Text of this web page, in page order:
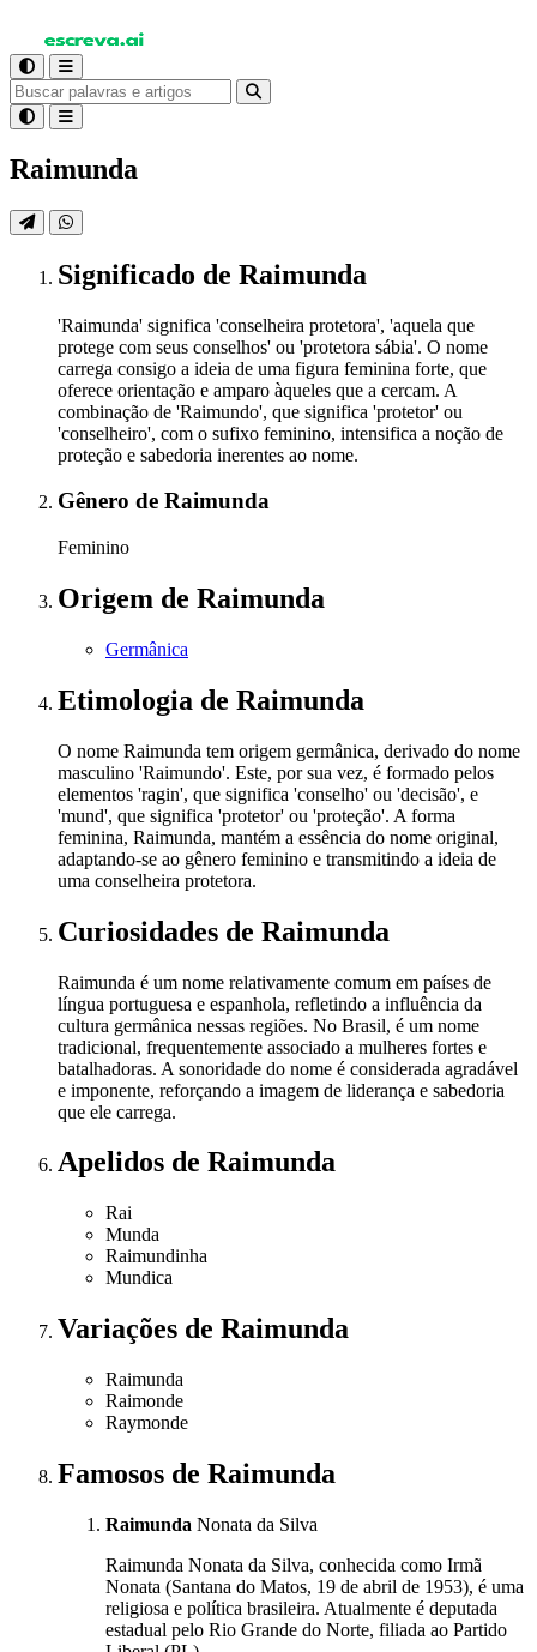
Raimunda
Significado de Raimunda
'Raimunda' significa 'conselheira protetora', 'aquela que
protege com seus conselhos' ou 'protetora sábia'. O nome
carrega consigo a ideia de uma figura feminina forte, que
oferece orientação e amparo àqueles que a cercam. A
combinação de 'Raimundo', que significa 'protetor' ou
'conselheiro', com o sufixo feminino, intensifica a noção de
proteção e sabedoria inerentes ao nome.
Gênero de Raimunda
Feminino
Origem de Raimunda
Germânica
Etimologia de Raimunda
O nome Raimunda tem origem germânica, derivado do nome
masculino 'Raimundo'. Este, por sua vez, é formado pelos
elementos 'ragin', que significa 'conselho' ou 'decisão', e
'mund', que significa 'protetor' ou 'proteção'. A forma
feminina, Raimunda, mantém a essência do nome original,
adaptando-se ao gênero feminino e transmitindo a ideia de
uma conselheira protetora.
Curiosidades de Raimunda
Raimunda é um nome relativamente comum em países de
língua portuguesa e espanhola, refletindo a influência da
cultura germânica nessas regiões. No Brasil, é um nome
tradicional, frequentemente associado a mulheres fortes e
batalhadoras. A sonoridade do nome é considerada agradável
e imponente, reforçando a imagem de liderança e sabedoria
que ele carrega.
Apelidos de Raimunda
Rai
Munda
Raimundinha
Mundica
Variações de Raimunda
Raimunda
Raimonde
Raymonde
Famosos de Raimunda
Raimunda Nonata da Silva
Raimunda Nonata da Silva, conhecida como Irmã
Nonata (Santana do Matos, 19 de abril de 1953), é uma
religiosa e política brasileira. Atualmente é deputada
estadual pelo Rio Grande do Norte, filiada ao Partido